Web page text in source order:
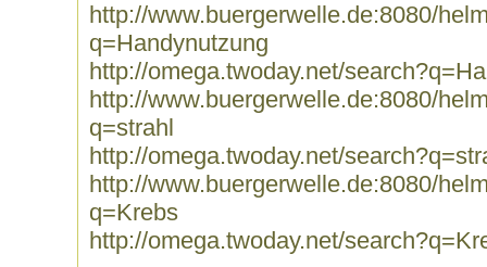
http://www.buergerwelle.de:8080/
q=Handynutzung
http://omega.twoday.net/
http://www.buergerwelle.de:8080/
q=strahl
http://omega.twoday.net/
http://www.buergerwelle.de:8080/
q=Krebs
http://omega.twoday.net/